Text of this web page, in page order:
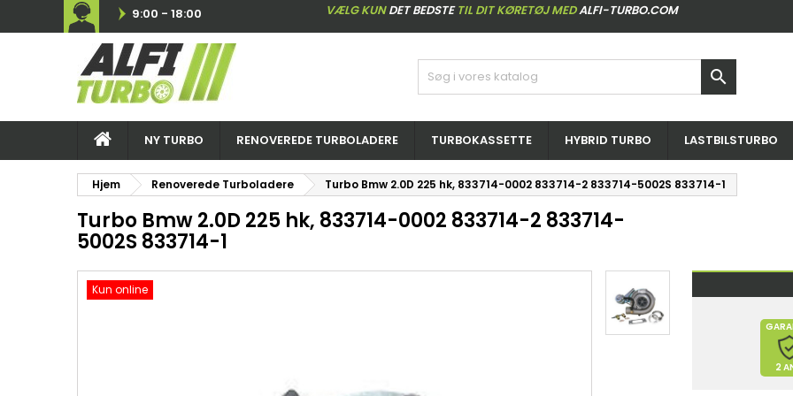
9:00 - 18:00 VÆLG KUNDET BEDSTETIL DIT KØRETØJ MEDALFI-TURBO.COM

NY TURBO RENOVEREDE TURBOLADERE TURBOKASSETTE HYBRID TURBO LASTBILSTURBO
Hjem Renoverede Turboladere Turbo Bmw 2.0D 225 hk, 833714-0002 833714-2 833714-5002S 833714-1
Turbo Bmw 2.0D 225 hk, 833714-0002 833714-2 833714-
5002S 833714-1
Kun online
2